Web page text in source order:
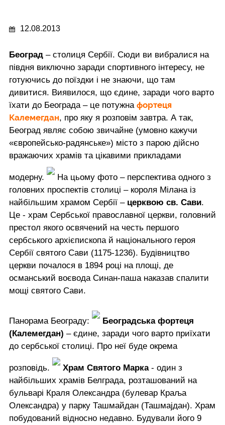
12.08.2013
Београд – столиця Сербії. Сюди ви вибралися на
півдня виключно заради спортивного інтересу, не
готуючись до поїздки і не знаючи, що там
дивитися. Виявилося, що єдине, заради чого варто
їхати до Београда – це потужна фортеця
Калемегдан, про яку я розповім завтра. А так,
Београд являє собою звичайне (умовно кажучи
«європейсько-радянське») місто з парою дійсно
вражаючих храмів та цікавими прикладами
модерну.
На цьому фото – перспектива одного з
головних проспектів столиці – короля Мілана із
найбільшим храмом Сербії – церквою св. Сави.
Це - храм Сербської православної церкви, головний
престол якого освячений на честь першого
сербського архієпископа й національного героя
Сербії святого Сави (1175-1236). Будівництво
церкви почалося в 1894 році на площі, де
османський воєвода Синан-паша наказав спалити
мощі святого Сави.
Панорама Београду:
Београдська фортеця
(Калемегдан) – єдине, заради чого варто приїхати
до сербської столиці. Про неї буде окрема
розповідь. Храм Святого Марка- один з
найбільших храмів Белграда, розташований на
бульварі Краля Олександра (булевар Краља
Олександра) у парку Ташмайдан (Ташмаjдан). Храм
побудований відносно недавно. Будували його 9